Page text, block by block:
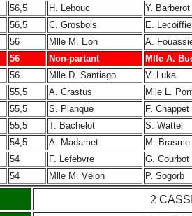
56,5 H. Lebouc Y. Barberot
56,5 C. Grosbois E.
56 Mlle M. Eon A.
56 Non-partant Mlle A.
56 Mlle D. Santiago V. Luka
55,5 A. Crastus Mlle L.
55,5 S. Planque F. Chappet
55,5 T. Bachelot S. Wattel
54,5 A. Madamet M. Brasme
54 F. Lefebvre G. Courbot
54 Mlle M. Vélon P. Sogorb
2